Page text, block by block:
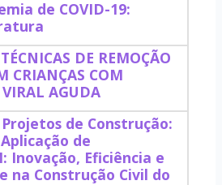
de COVID-19:
DE REMOÇÃO
CRIANÇAS COM
AGUDA
de Construção:
de
Inovação, Eficiência e
na Construção Civil do